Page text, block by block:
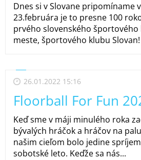
Dnes si v Slovane pripomíname
23.februára je to presne 100
prvého slovenského športového
meste, športového klubu Slovan!
26.01.2022 15:16
Floorball For Fun
Keď sme v máji minulého roka
bývalých hráčok a hráčov na
našim cieľom bolo jedine
sobotské leto. Keďže sa nás...